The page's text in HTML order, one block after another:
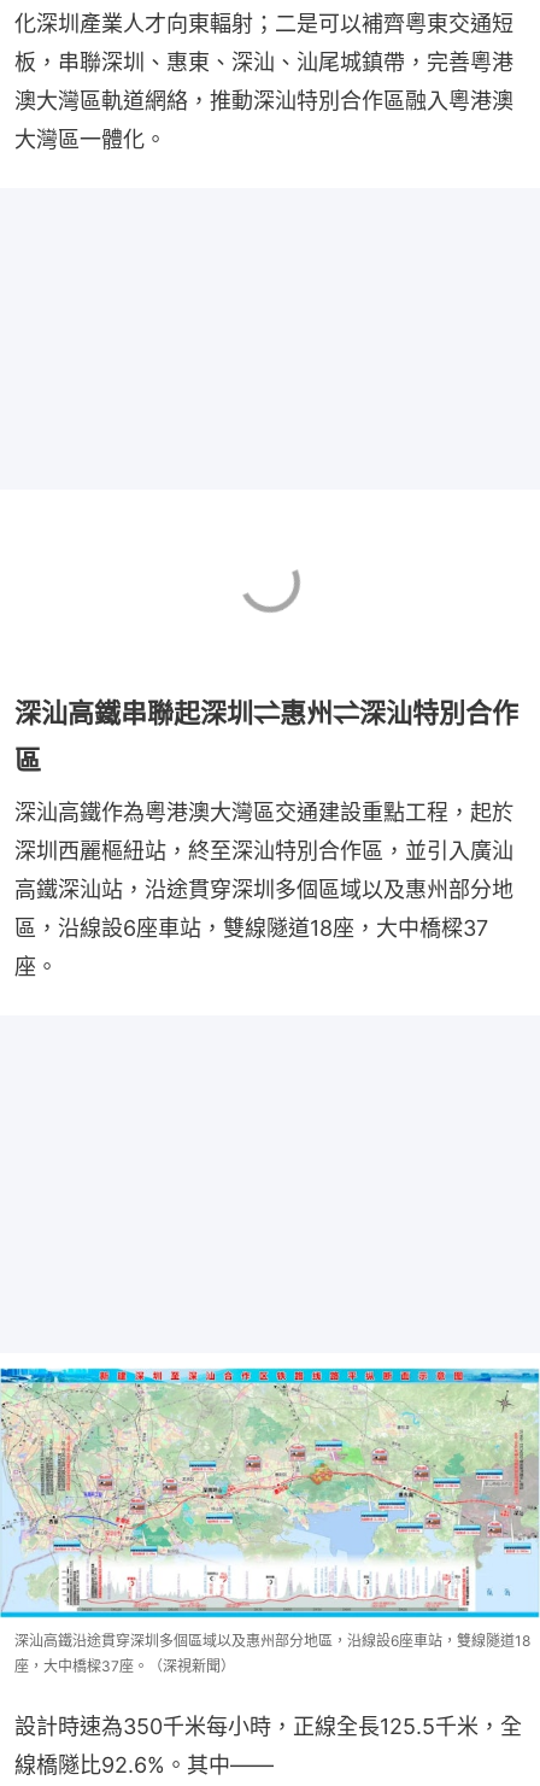
化深圳產業人才向東輻射；二是可以補齊粵東交通短
板，串聯深圳、惠東、深汕、汕尾城鎮帶，完善粵港
澳大灣區軌道網絡，推動深汕特別合作區融入粵港澳
大灣區一體化。
深汕高鐵串聯起深圳⇌惠州⇌深汕特別合作
區
深汕高鐵作為粵港澳大灣區交通建設重點工程，起於
深圳西麗樞紐站，終至深汕特別合作區，並引入廣汕
高鐵深汕站，沿途貫穿深圳多個區域以及惠州部分地
區，沿線設6座車站，雙線隧道18座，大中橋樑37
座。
深汕高鐵沿途貫穿深圳多個區域以及惠州部分地區，沿線設6座車站，雙線隧道18
座，大中橋樑37座。（深視新聞）
設計時速為350千米每小時，正線全長125.5千米，全
線橋隧比92.6%。其中——